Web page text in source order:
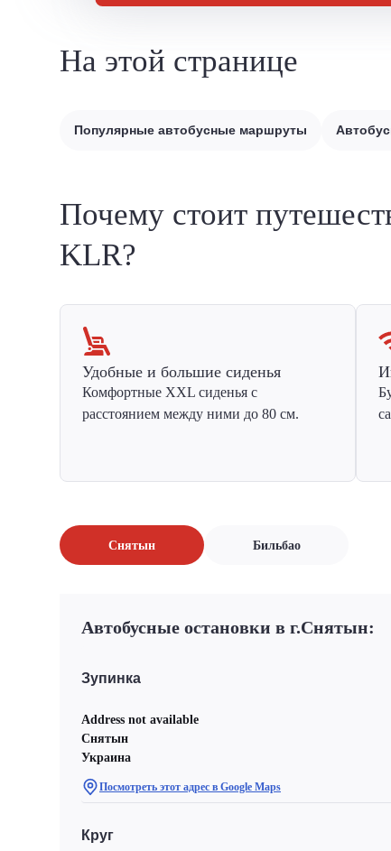
На этой странице
Популярные автобусные маршруты
Почему стоит
KLR?
Удобные и большие сиденья
Комфортные XXL сиденья с
расстоянием между ними до 80 см.
Снятын Бильбао
Автобусные остановки в г.Снятын:
Зупинка
Address not available
Снятын
Украина
Посмотреть этот адрес в Google Maps
Круг